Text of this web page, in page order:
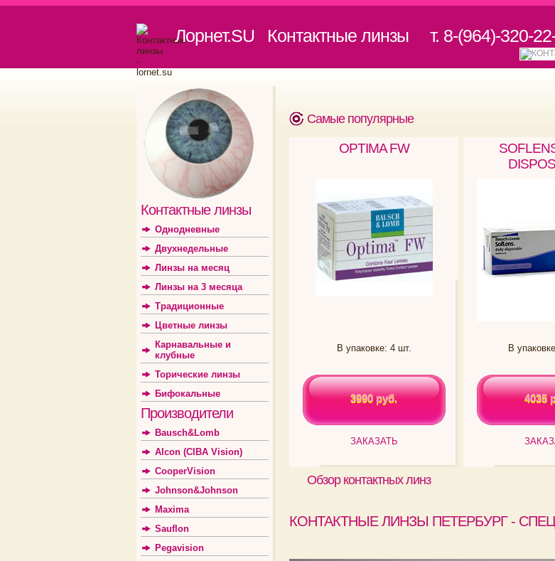
Лорнет.SU Контактные линзы т. 8-(964)-320-
Контактные линзы
Однодневные
Двухнедельные
Линзы на месяц
Линзы на 3 месяца
Традиционные
Цветные линзы
Карнавальные и
клубные
Торические линзы
Бифокальные
Производители
Bausch&Lomb
Alcon (CIBA Vision)
CooperVision
Johnson&Johnson
Maxima
Sauflon
Pegavision
Самые популярные
OPTIMA FW
В упаковке: 4 шт.
3990 руб.
3990 руб.
ЗАКАЗАТЬ
В
4035
4035
Обзор контактных линз
КОНТАКТНЫЕ ЛИНЗЫ ПЕТЕРБУРГ -